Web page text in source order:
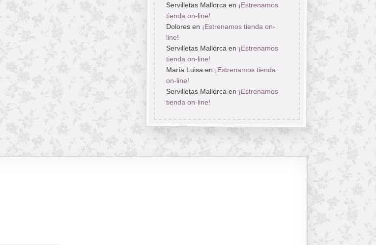
Servilletas Mallorcaen ¡Estrenamos
tienda on-line!
Doloresen ¡Estrenamos tienda on-
line!
Servilletas Mallorcaen ¡Estrenamos
tienda on-line!
María Luisaen ¡Estrenamos tienda
on-line!
Servilletas Mallorcaen ¡Estrenamos
tienda on-line!